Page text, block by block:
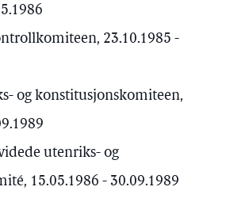
23.10.1985 -
og konstitusjonskomiteen,
utenriks- og
15.05.1986 - 30.09.1989